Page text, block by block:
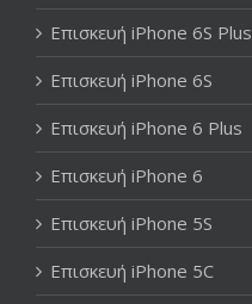
Επισκευή iPhone 6S Plus
Επισκευή iPhone 6S
Επισκευή iPhone 6 Plus
Επισκευή iPhone 6
Επισκευή iPhone 5S
Επισκευή iPhone 5C